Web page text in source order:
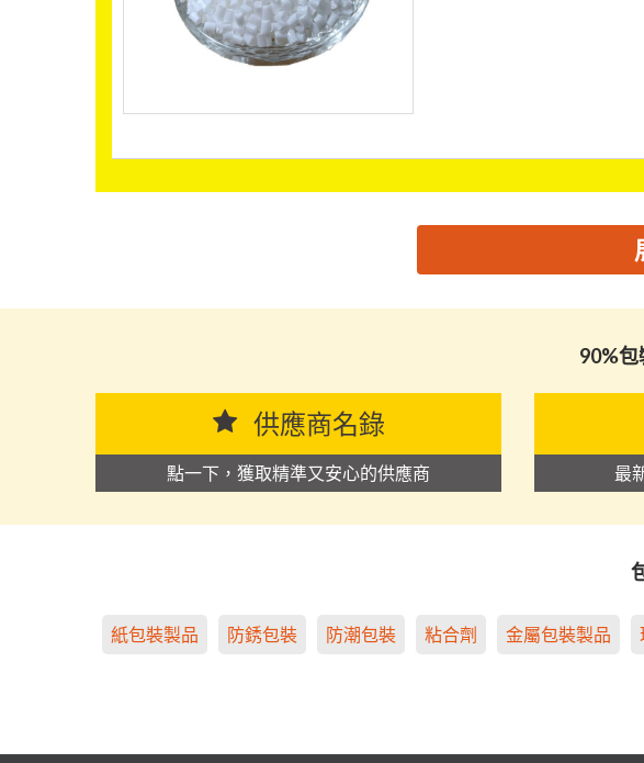
90%
供應商名錄
點一下，獲取精準又安心的供應商 最
紙包裝製品 防銹包裝 防潮包裝 粘合劑 金屬包裝製品